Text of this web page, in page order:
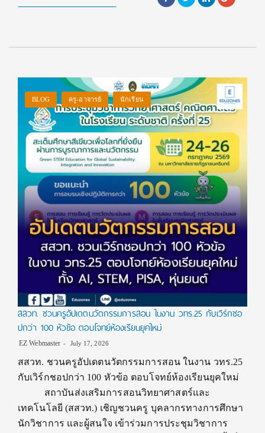
BLOG ครู-อาจารย์ นักเรียน
สสวท. ชวนครูอัปเดตนวัตกรรมการสอน ในงาน วทร.25 กับเวิร์กชอ
ปกว่า 100 หัวข้อ ตอบโจทย์ห้องเรียนยุคใหม่
EZ Webmaster July 17, 2026
สสวท. ชวนครูอัปเดตนวัตกรรมการสอน ในงาน วทร.25
กับเวิร์กชอปกว่า 100 หัวข้อ ตอบโจทย์ห้องเรียนยุคใหม่
สถาบันส่งเสริมการสอนวิทยาศาสตร์และ
เทคโนโลยี (สสวท.) เชิญชวนครู บุคลากรทางการศึกษา
นักวิชาการ และผู้สนใจ เข้าร่วมการประชุมวิชาการ